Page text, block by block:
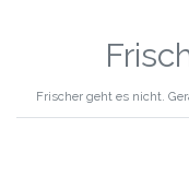
Frischer geht es nicht.